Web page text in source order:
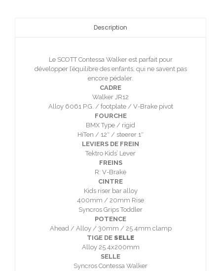
Description
Le SCOTT Contessa Walker est parfait pour
développer l’équilibre des enfants, qui ne savent pas
encore pédaler.
CADRE
Walker JR12
Alloy 6061 P.G. / footplate / V-Brake pivot
FOURCHE
BMX Type / rigid
HiTen / 12″ / steerer 1″
LEVIERS DE FREIN
Tektro Kids’ Lever
FREINS
R: V-Brake
CINTRE
Kids riser bar alloy
400mm / 20mm Rise
Syncros Grips Toddler
POTENCE
Ahead / Alloy / 30mm / 25.4mm clamp
TIGE DE SELLE
Alloy 25.4x200mm
SELLE
Syncros Contessa Walker